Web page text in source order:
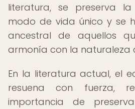
literatura, se preserva
modo de vida único y se
ancestral de aquellos
armonía con la naturaleza
En la literatura actual, el
resuena con fuerza,
importancia de